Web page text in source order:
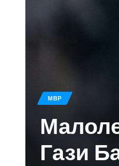
МВР
Гази